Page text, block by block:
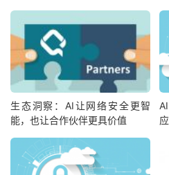
生态洞察：AI让网络安全更智
能，也让合作伙伴更具价值